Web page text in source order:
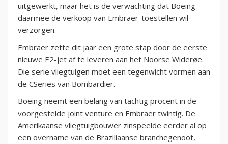
uitgewerkt, maar het is de verwachting dat Boeing
daarmee de verkoop van Embraer-toestellen wil
verzorgen.
Embraer zette dit jaar een grote stap door de eerste
nieuwe E2-jet af te leveren aan het Noorse Widerøe.
Die serie vliegtuigen moet een tegenwicht vormen aan
de CSeries van Bombardier.
Boeing neemt een belang van tachtig procent in de
voorgestelde joint venture en Embraer twintig. De
Amerikaanse vliegtuigbouwer zinspeelde eerder al op
een overname van de Braziliaanse branchegenoot,